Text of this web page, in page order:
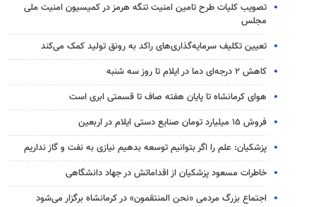
تصویب کلیات طرح تامین امنیت تنگه هرمز در کمیسیون امنیت ملی
مجلس
تعیین تکلیف سرمایه‌گذاری‌های راکد به رونق تولید کمک می‌کند
کاهش ۲ درجه‌ای دما در ایلام تا روز سه شنبه
هوای کرمانشاه تا پایان هفته صاف تا قسمتی ابری است
فروش ۱۵ میلیارد تومان صنایع دستی ایلام در اربعین
پزشکیان: علم را اگر بتوانیم توسعه بدهیم نیازی به نفت و گاز نداریم
خاطرات مسعود پزشکیان از اقداماتش در جهاد دانشگاهی
اجتماع بزرگ مردمی «نحن المنتقمون» در کرمانشاه برگزار می‌شود